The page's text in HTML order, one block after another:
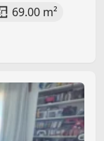
69.00 m²